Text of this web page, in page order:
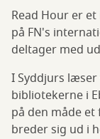
Read Hour er
på FN's
deltager med
I Syddjurs
bibliotekerne i
på den måde
breder sig ud i